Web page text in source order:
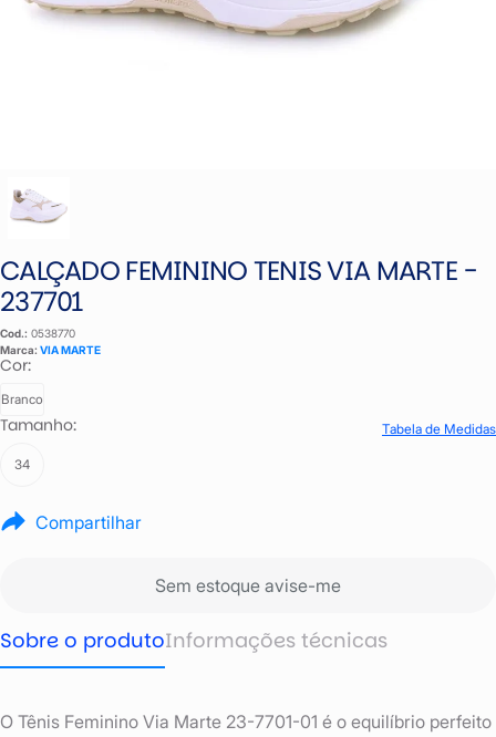
CALÇADO FEMININO TENIS VIA MARTE -
237701
Cod.: 0538770
Marca: VIA MARTE
Cor:
Branco
Tamanho: Tabela de Medidas
34
Compartilhar
Sem estoque avise-me
Sobre o produtoInformações técnicas
O Tênis Feminino Via Marte 23-7701-01 é o equilíbrio perfeito